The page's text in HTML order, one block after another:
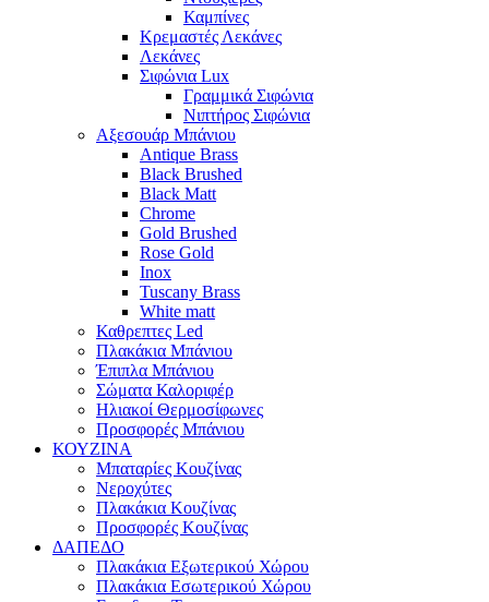
Καμπίνες
Κρεμαστές Λεκάνες
Λεκάνες
Σιφώνια Lux
Γραμμικά Σιφώνια
Νιπτήρος Σιφώνια
Αξεσουάρ Μπάνιου
Antique Brass
Black Brushed
Black Matt
Chrome
Gold Brushed
Rose Gold
Inox
Tuscany Brass
White matt
Καθρεπτες Led
Πλακάκια Μπάνιου
Έπιπλα Μπάνιου
Σώματα Καλοριφέρ
Ηλιακοί Θερμοσίφωνες
Προσφορές Μπάνιου
ΚΟΥΖΙΝΑ
Μπαταρίες Κουζίνας
Νεροχύτες
Πλακάκια Κουζίνας
Προσφορές Κουζίνας
ΔΑΠΕΔΟ
Πλακάκια Εξωτερικού Χώρου
Πλακάκια Εσωτερικού Χώρου